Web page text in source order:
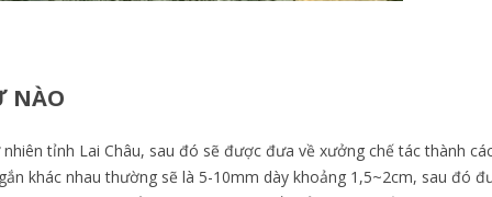
NÀO
tỉnh Lai Châu, sau đó sẽ được đưa về xưởng chế tác thành
khác nhau thường sẽ là 5-10mm dày khoảng 1,5~2cm, sau đó